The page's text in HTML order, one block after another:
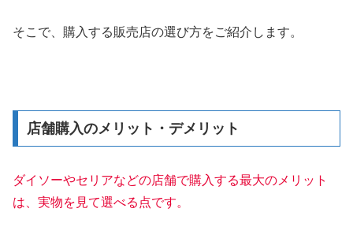
そこで、購入する販売店の選び方をご紹介します。
店舗購入のメリット・デメリット
ダイソーやセリアなどの店舗で購入する最大のメリット
は、実物を見て選べる点です。